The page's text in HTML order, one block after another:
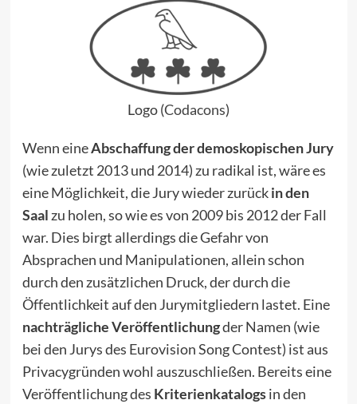
Logo (Codacons)
Wenn eineAbschaffung der demoskopischen Jury
(wie zuletzt 2013 und 2014) zu radikal ist, wäre es
eine Möglichkeit, die Jury wieder zurückin den
Saal zu holen, so wie es von 2009 bis 2012 der Fall
war. Dies birgt allerdings die Gefahr von
Absprachen und Manipulationen, allein schon
durch den zusätzlichen Druck, der durch die
Öffentlichkeit auf den Jurymitgliedern lastet. Eine
nachträgliche Veröffentlichungder Namen (wie
bei den Jurys des Eurovision Song Contest) ist aus
Privacygründen wohl auszuschließen. Bereits eine
Veröffentlichung des Kriterienkatalogsin den